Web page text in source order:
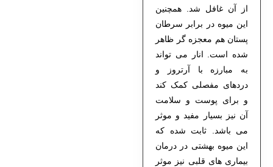
از آن غافل شد. همچنین
این میوه در برابر سرطان
پستان هم معجزه گر ظاهر
شده است. انار می تواند
به مبارزه با آرتروز و
دردهای مفصلی کمک کند
و برای پوست و سلامت
آن نیز بسیار مفید و موثر
می باشد. ثابت شده که
این میوه بهشتی در درمان
بیماری های قلبی نیز موثر